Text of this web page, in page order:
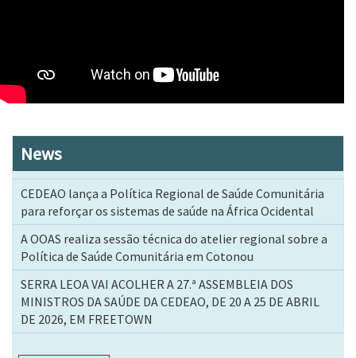
News
CEDEAO lança a Política Regional de Saúde Comunitária
para reforçar os sistemas de saúde na África Ocidental
A OOAS realiza sessão técnica do atelier regional sobre a
Política de Saúde Comunitária em Cotonou
SERRA LEOA VAI ACOLHER A 27.ª ASSEMBLEIA DOS
MINISTROS DA SAÚDE DA CEDEAO, DE 20 A 25 DE ABRIL
DE 2026, EM FREETOWN